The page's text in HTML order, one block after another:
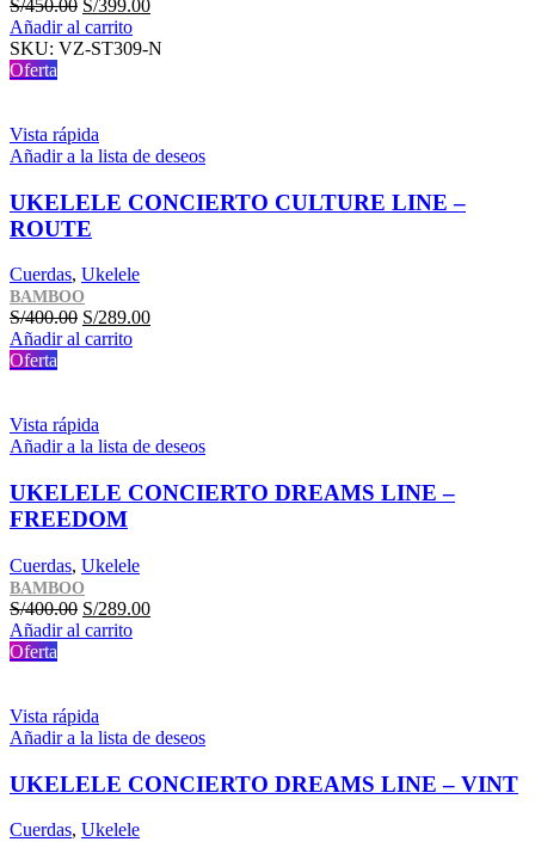
S/450.00 El
precio
original
S/399.00El
actual
Añadir al carrito
SKU: VZ-ST309-N
Oferta
Vista rápida
Añadir a la lista de deseos
UKELELE CONCIERTO CULTURE LINE –
ROUTE
Cuerdas, Ukelele
BAMBOO
S/400.00 El
precio
S/289.00El
Añadir al carrito
Oferta
Vista rápida
Añadir a la lista de deseos
UKELELE CONCIERTO DREAMS LINE –
FREEDOM
Cuerdas, Ukelele
BAMBOO
S/400.00 El
precio
S/289.00El
Añadir al carrito
Oferta
Vista rápida
Añadir a la lista de deseos
UKELELE CONCIERTO DREAMS LINE – VINT
Cuerdas, Ukelele